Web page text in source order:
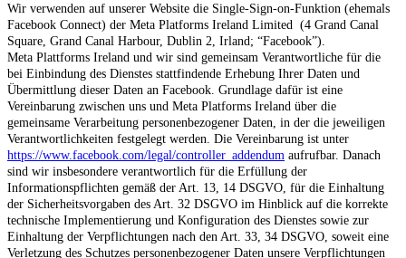
Wir verwenden auf unserer Website die Single-Sign-on-Funktion (ehemals
Facebook Connect) der Meta Platforms Ireland Limited (4 Grand Canal
Square, Grand Canal Harbour, Dublin 2, Irland; “Facebook”).
Meta Plattforms Ireland und wir sind gemeinsam Verantwortliche für die
bei Einbindung des Dienstes stattfindende Erhebung Ihrer Daten und
Übermittlung dieser Daten an Facebook. Grundlage dafür ist eine
Vereinbarung zwischen uns und Meta Platforms Ireland über die
gemeinsame Verarbeitung personenbezogener Daten, in der die jeweiligen
Verantwortlichkeiten festgelegt werden. Die Vereinbarung ist unter
https://www.facebook.com/legal/controller_addendum aufrufbar. Danach
sind wir insbesondere verantwortlich für die Erfüllung der
Informationspflichten gemäß der Art. 13, 14 DSGVO, für die Einhaltung
der Sicherheitsvorgaben des Art. 32 DSGVO im Hinblick auf die korrekte
technische Implementierung und Konfiguration des Dienstes sowie zur
Einhaltung der Verpflichtungen nach den Art. 33, 34 DSGVO, soweit eine
Verletzung des Schutzes personenbezogener Daten unsere Verpflichtungen